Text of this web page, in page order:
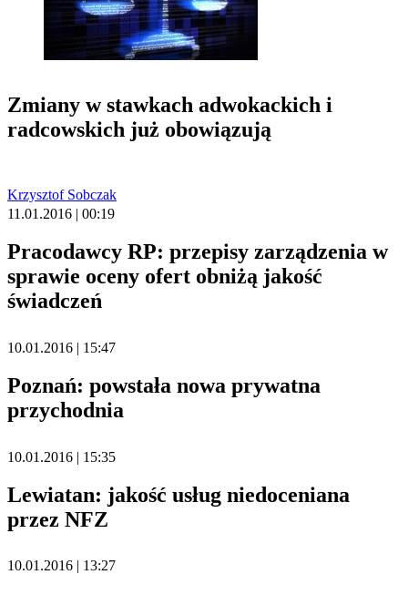
Zmiany w stawkach adwokackich i
radcowskich już obowiązują
Krzysztof Sobczak
11.01.2016 | 00:19
Pracodawcy RP: przepisy zarządzenia w
sprawie oceny ofert obniżą jakość
świadczeń
10.01.2016 | 15:47
Poznań: powstała nowa prywatna
przychodnia
10.01.2016 | 15:35
Lewiatan: jakość usług niedoceniana
przez NFZ
10.01.2016 | 13:27